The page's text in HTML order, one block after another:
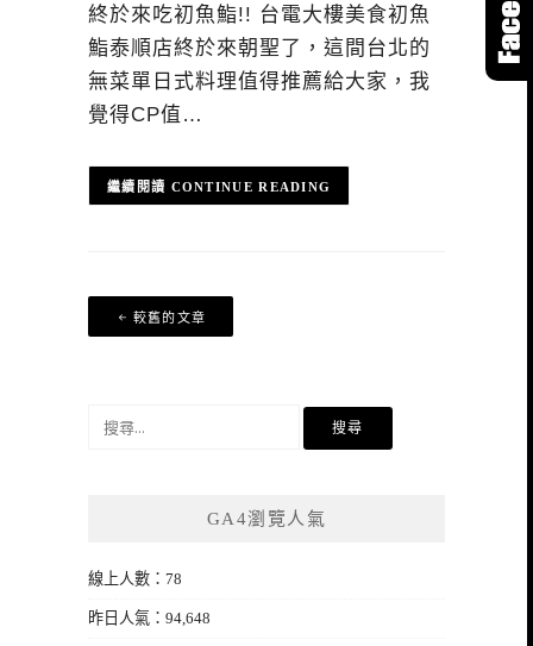
終於來吃初魚鮨!! 台電大樓美食初魚
鮨泰順店終於來朝聖了，這間台北的
無菜單日式料理值得推薦給大家，我
覺得CP值…
CONTINUE READING
文
章
覽
較舊的文章
GA4瀏覽人氣
線上人數：78
昨日人氣：94,648